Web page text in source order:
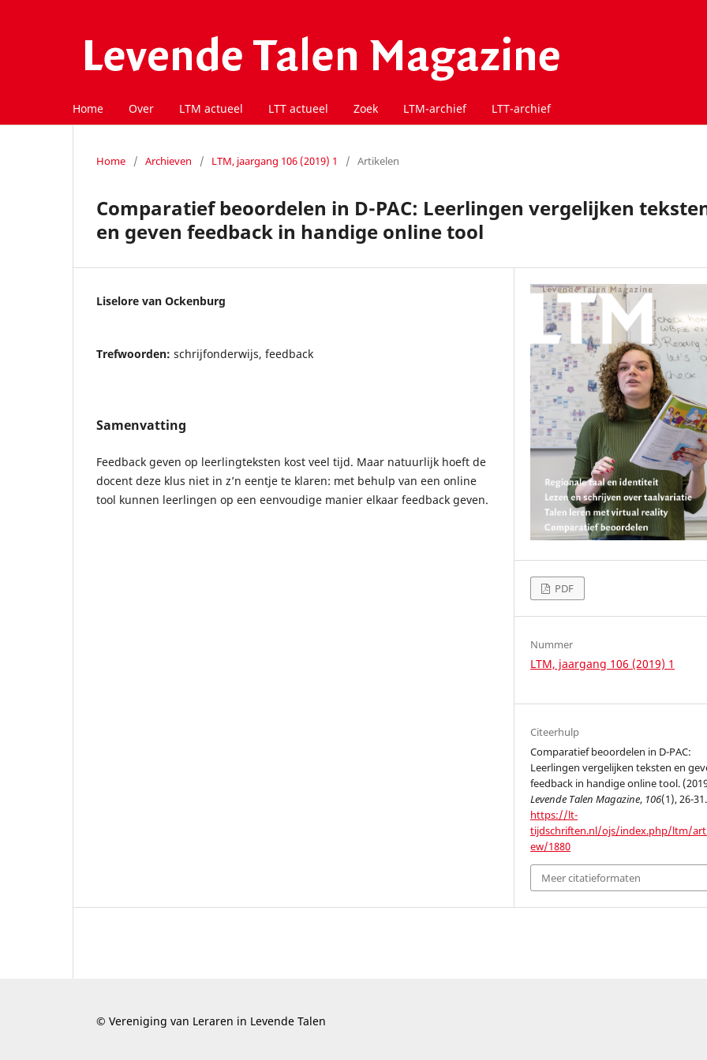
Home Over LTM actueel LTT actueel Zoek LTM-archief LTT-archief
Home / Archieven / LTM, jaargang 106 (2019) 1 / Artikelen
Comparatief beoordelen in D-PAC: Leerlingen vergelijken
en geven feedback in handige online tool
Liselore van Ockenburg
Trefwoorden: schrijfonderwijs, feedback
Samenvatting
Feedback geven op leerlingteksten kost veel tijd. Maar natuurlijk hoeft de
docent deze klus niet in z’n eentje te klaren: met behulp van een online
tool kunnen leerlingen op een eenvoudige manier elkaar feedback geven.
PDF
Nummer
LTM, jaargang 106 (2019) 1
Citeerhulp
Comparatief beoordelen in D-PAC:
Leerlingen vergelijken teksten en
feedback in handige online tool.
Levende Talen Magazine, 106(1), 26-31.
https://lt-
tijdschriften.nl/ojs/index.php/ltm/
ew/1880
Meer citatieformaten
© Vereniging van Leraren in Levende Talen